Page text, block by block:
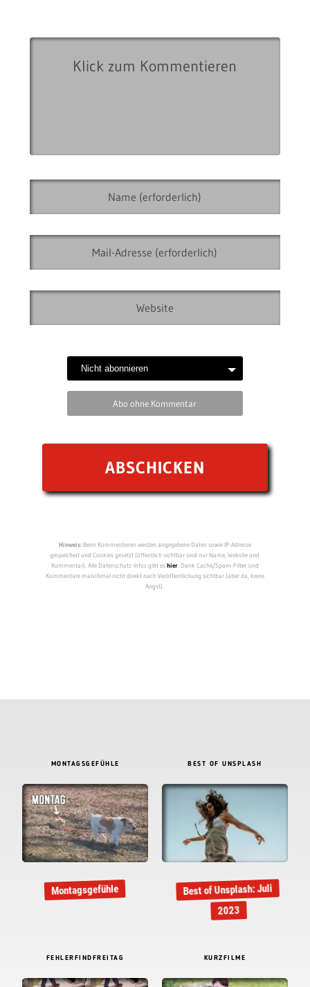
Abo ohne Kommentar
Hinweis:Beim Kommentieren werden angegebene Daten sowie IP-Adresse
gespeichert und Cookies gesetzt (öffentlich sichtbar sind nur Name, Website und
Kommentar). Alle Datenschutz-Infos gibt eshier. Dank Cache/Spam-Filter sind
Kommentare manchmal nicht direkt nach Veröffentlichung sichtbar (aber da, keine
Angst).
MONTAGSGEFÜHLE
Montagsgefühle
BEST OF UNSPLASH
Best of Unsplash: Juli
2023
FEHLERFINDFREITAG KURZFILME